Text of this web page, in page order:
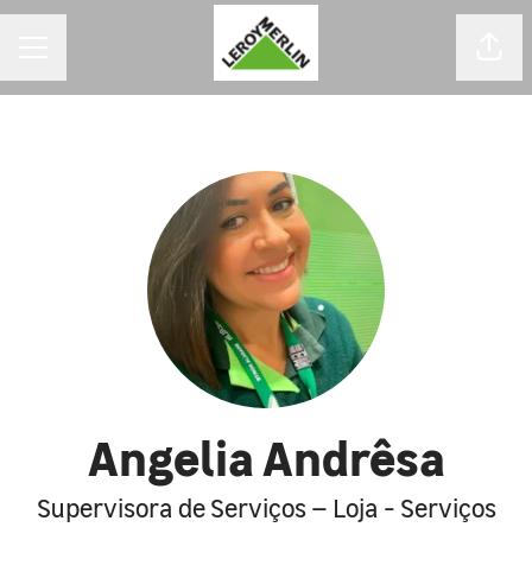
Angelia Andrêsa
Supervisora de Serviços – Loja - Serviços